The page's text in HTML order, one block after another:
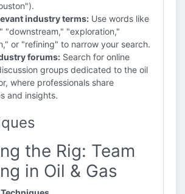
industry terms: Use words like
"downstream," "exploration,"
or "refining" to narrow your search.
forums: Search for online
groups dedicated to the oil
where professionals share
and insights.
the Rig: Team
in Oil & Gas